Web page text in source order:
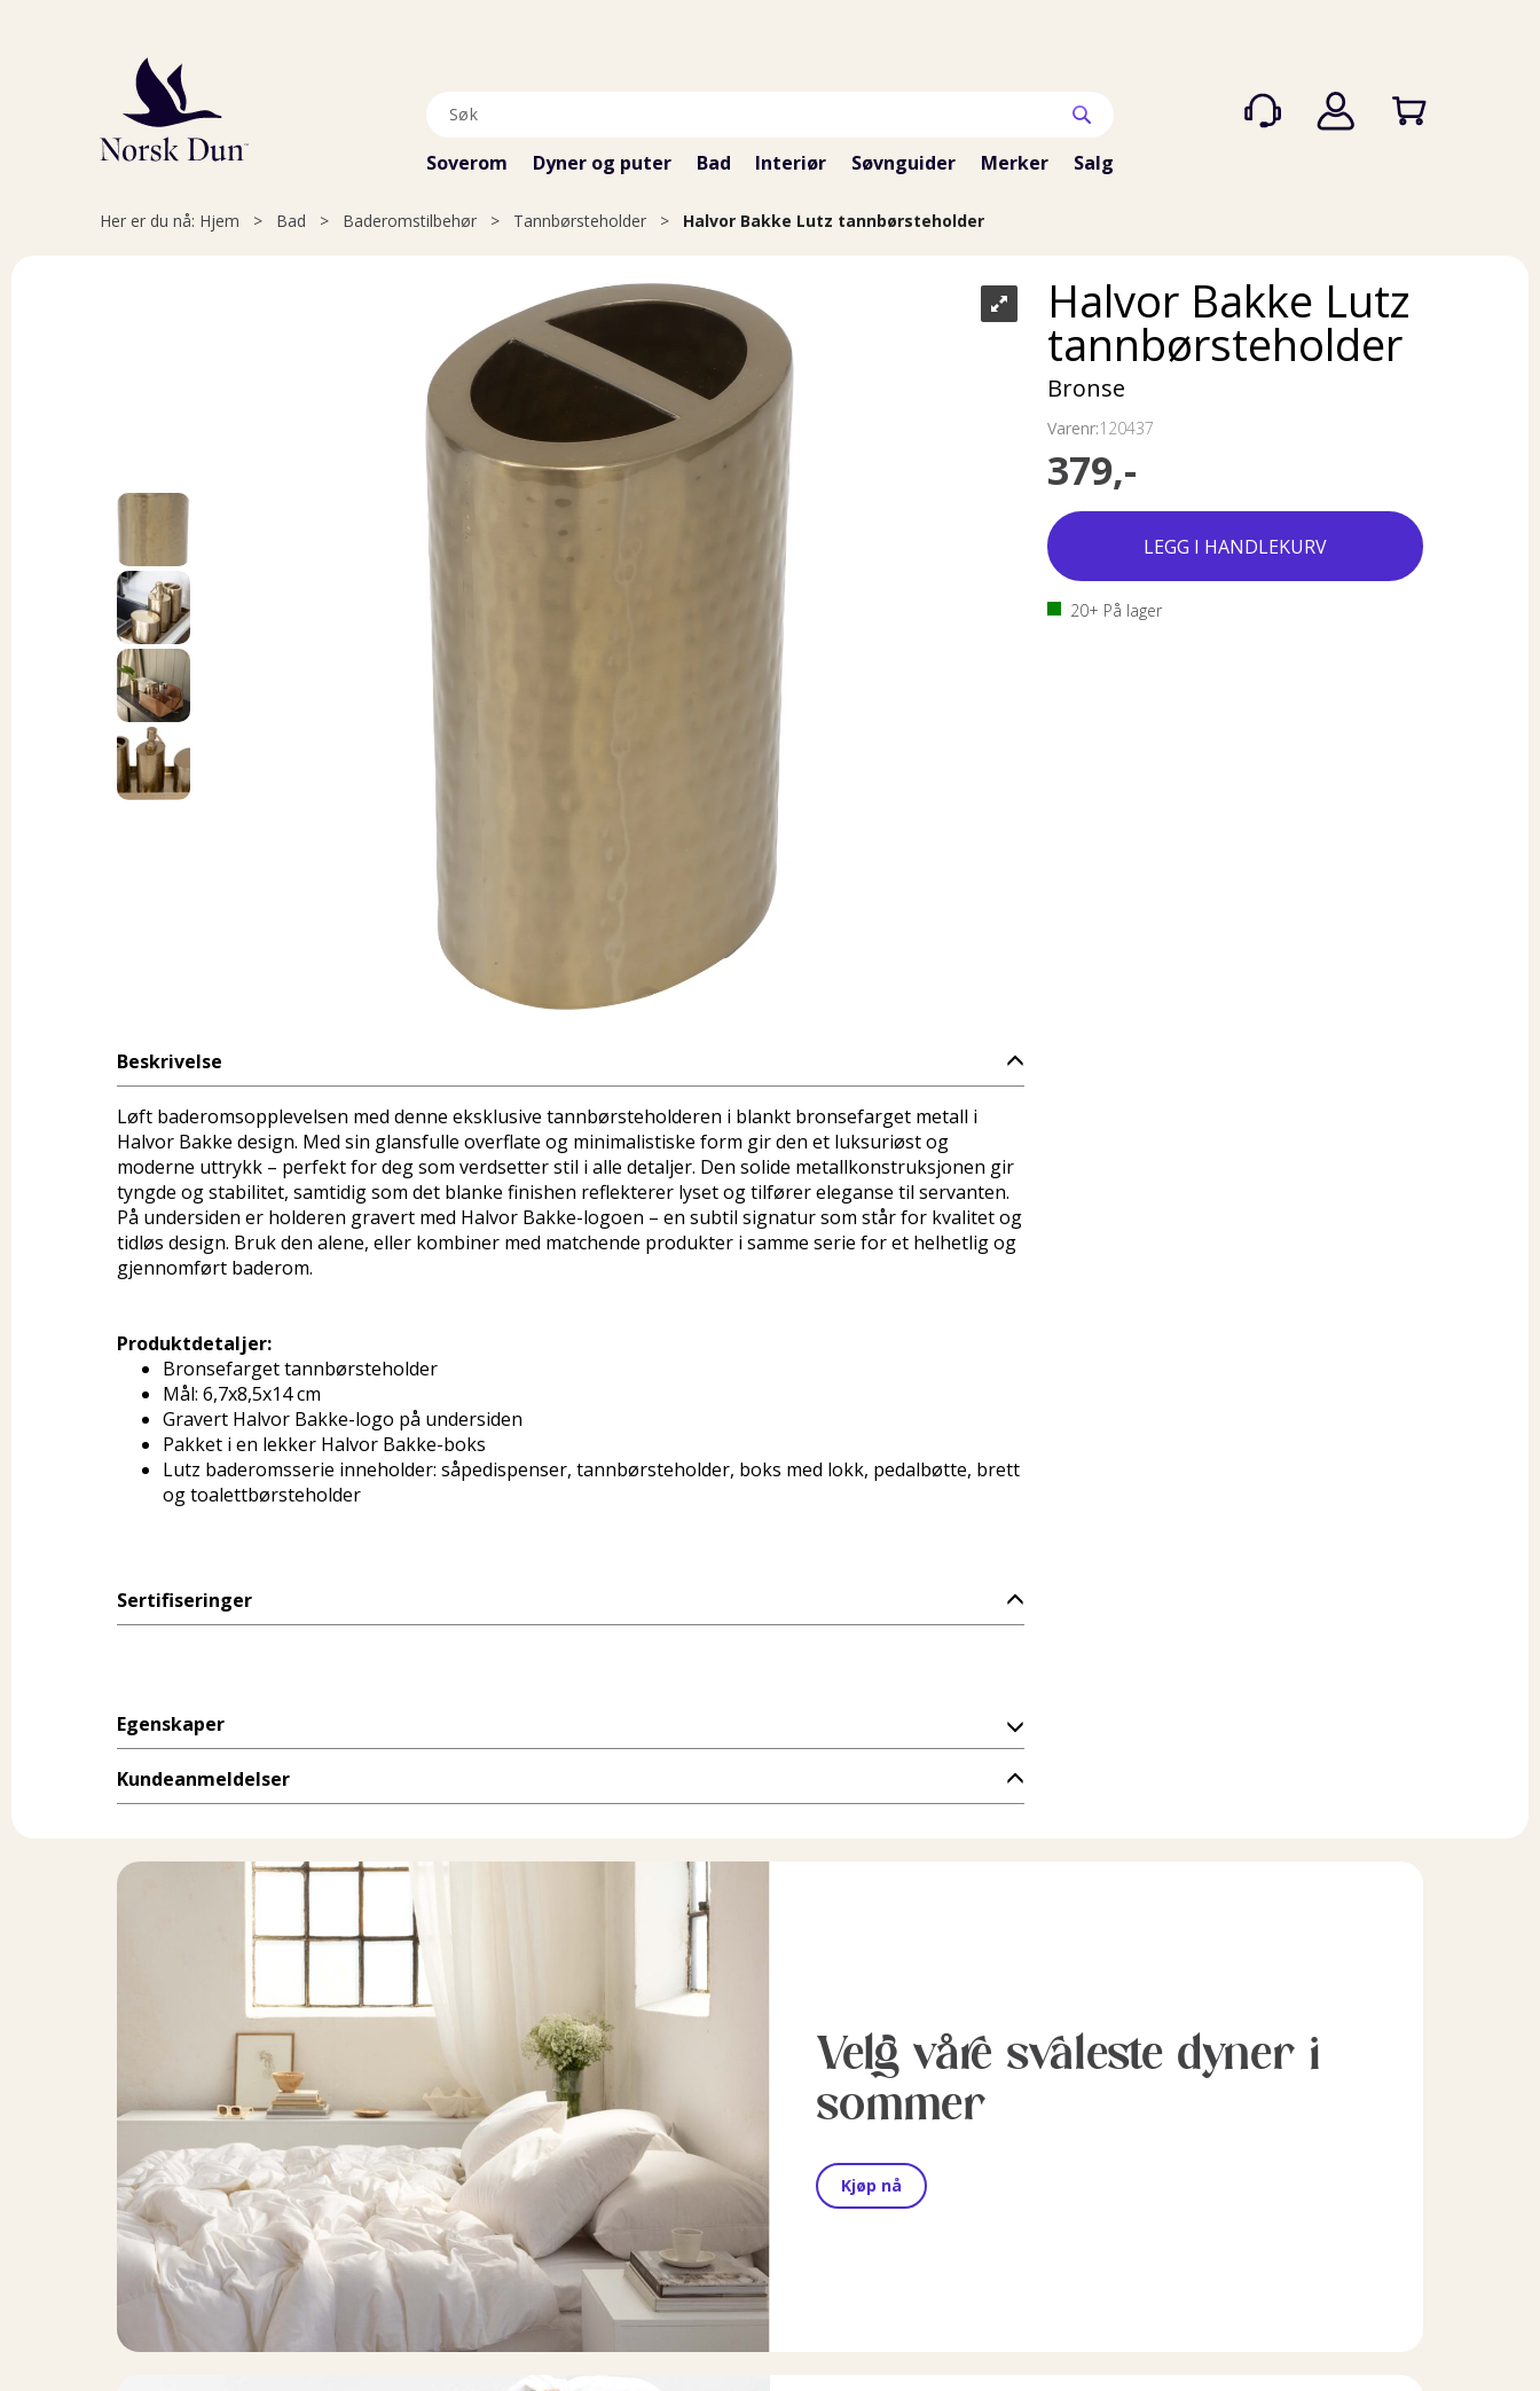
Soverom Dyner og puter Bad Interiør Søvnguider Merker Salg
Her er du nå: Hjem > Bad > Baderomstilbehør > Tannbørsteholder > Halvor Bakke Lutz tannbørsteholder
Halvor Bakke Lutz
tannbørsteholder
Bronse
Varenr:120437
379,-
20+ På lager
Beskrivelse
Løft baderomsopplevelsen med denne eksklusive tannbørsteholderen i blankt bronsefarget metall i
Halvor Bakke design. Med sin glansfulle overflate og minimalistiske form gir den et luksuriøst og
moderne uttrykk – perfekt for deg som verdsetter stil i alle detaljer. Den solide metallkonstruksjonen gir
tyngde og stabilitet, samtidig som det blanke finishen reflekterer lyset og tilfører eleganse til servanten.
På undersiden er holderen gravert med Halvor Bakke-logoen – en subtil signatur som står for kvalitet og
tidløs design. Bruk den alene, eller kombiner med matchende produkter i samme serie for et helhetlig og
gjennomført baderom.
Produktdetaljer:
Bronsefarget tannbørsteholder
Mål: 6,7x8,5x14 cm
Gravert Halvor Bakke-logo på undersiden
Pakket i en lekker Halvor Bakke-boks
Lutz baderomsserie inneholder: såpedispenser, tannbørsteholder, boks med lokk, pedalbøtte, brett
og toalettbørsteholder
Sertifiseringer
Egenskaper
Kundeanmeldelser
Velg våre svaleste dyner i
sommer
Kjøp nå